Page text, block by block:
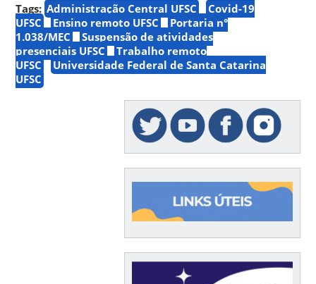
Tags: Administração Central UFSC
Covid-19
UFSC
Ensino remoto UFSC
Portaria n°
1.038/MEC
Suspensão de atividades
presenciais UFSC
Trabalho remoto
UFSC
Universidade Federal de Santa Catarina
UFSC